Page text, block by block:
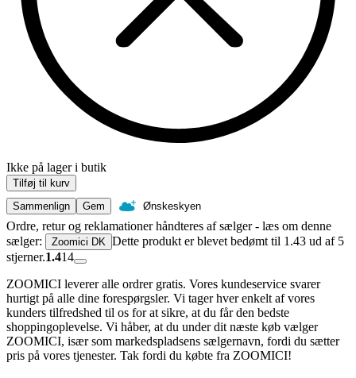
Ikke på lager i butik
Tilføj til kurv
Sammenlign
Gem Ønskeskyen
Ordre, retur og reklamationer håndteres af sælger - læs om denne
sælger:
Zoomici DK Dette produkt er blevet bedømt til 1.43 ud af 5
stjerner.1.414
ZOOMICI leverer alle ordrer gratis. Vores kundeservice svarer
hurtigt på alle dine forespørgsler. Vi tager hver enkelt af vores
kunders tilfredshed til os for at sikre, at du får den bedste
shoppingoplevelse. Vi håber, at du under dit næste køb vælger
ZOOMICI, især som markedspladsens sælgernavn, fordi du sætter
pris på vores tjenester. Tak fordi du købte fra ZOOMICI!